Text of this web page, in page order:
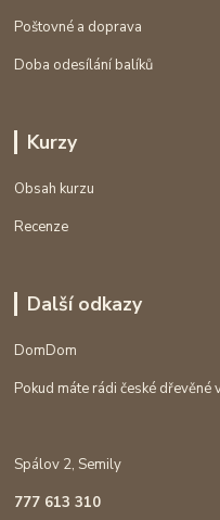
Poštovné a doprava
Doba odesílání balíků
Kurzy
Obsah kurzu
Recenze
Další odkazy
DomDom
Pokud máte rádi české
Spálov 2, Semily
777 613 310